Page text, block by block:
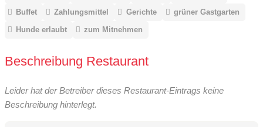
Buffet
Zahlungsmittel Gerichte
grüner Gastgarten
Hunde erlaubt
zum Mitnehmen
Beschreibung Restaurant
Leider hat der Betreiber dieses Restaurant-Eintrags keine
Beschreibung hinterlegt.